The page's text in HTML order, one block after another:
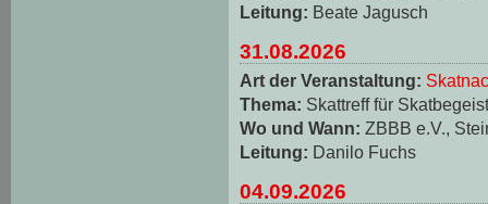
Leitung: Beate Jagusch
31.08.2026
Art der Veranstaltung:
Thema: Skattreff für
Wo und Wann: ZBBB e.V.,
Leitung: Danilo Fuchs
04.09.2026